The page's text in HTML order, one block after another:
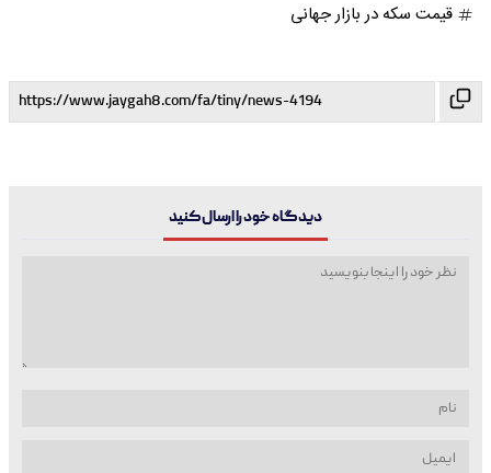
قیمت سکه در بازار جهانی
دیدگاه خود را ارسال کنید